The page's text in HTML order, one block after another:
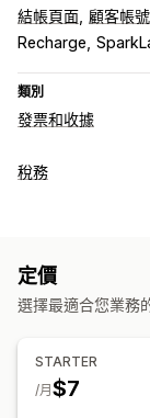
結帳頁面 顧客帳號
Recharge
類別
發票和收據
文件類型
顏色和字型
範本 條碼 標誌
大量下載
檔案名稱
資料安全性
稅務
登記
稅號驗證
定價
選擇最適合您業務
STARTER
$7
/月